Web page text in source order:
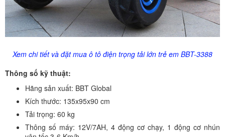
Xem chi tiết và đặt mua ô tô điện trọng tải lớn trẻ em BBT-3388
Thông số kỹ thuật:
Hãng sản xuất: BBT Global
Kích thước: 135x95x90 cm
Tải trọng: 60 kg
Thông số máy: 12V/7AH, 4 động cơ chạy, 1 động cơ nhún